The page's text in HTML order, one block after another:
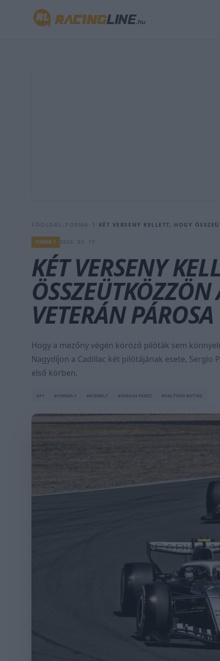
FŐOLDAL FORMA-1 KÉT VERSENY KELLETT, HOGY
FORMA-1
KÉT VERSENY
VETERÁN PÁROSA
Hogy a mezőny végén köröző pilóták sem
Nagydíjon a Cadillac két pilótájának esete, Sergio
első körben.
#F1 #FORMA-1 #KIEMELT #SERGIO PEREZ #VALTTERI BOTTAS